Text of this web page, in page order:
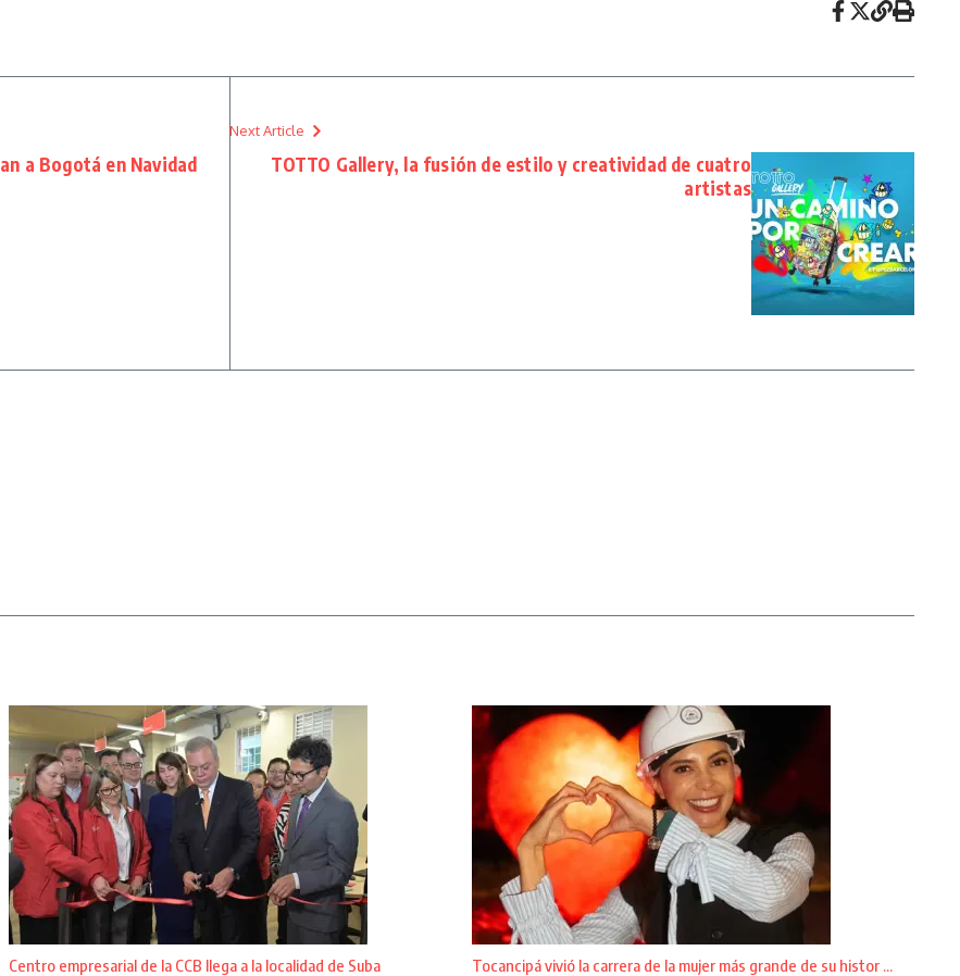
a Bogotá en Navidad
Next Article
TOTTO Gallery, la fusión de estilo y creatividad de cuatro
artistas
Centro empresarial de la CCB llega a la localidad de Suba Tocancipá vivió la carrera de la mujer más grande de su histor ...